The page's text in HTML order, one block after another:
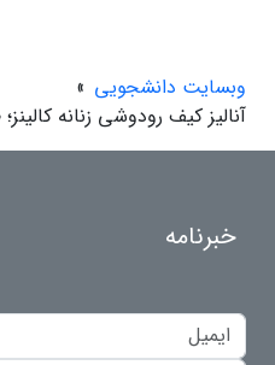
وبسایت دانشجویی »
آنالیز کیف رودوشی زنانه
خبرنامه